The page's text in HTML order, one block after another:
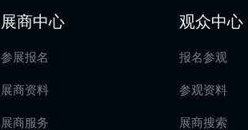
展商中心
参展报名
展商资料
展商服务
观众中心
报名参观
参观资料
展商搜索